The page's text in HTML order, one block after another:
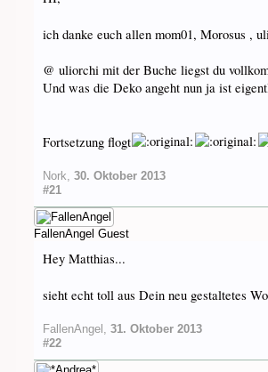
ich danke euch allen mom01, Morosus ,
@ uliorchi mit der Buche liegst du
Und was die Deko angeht nun ja ist
Fortsetzung flogt
Nork, 30. Oktober 2013
#21
FallenAngel Guest
Hey Matthias...
sieht echt toll aus Dein neu gestaltetes
FallenAngel , 31. Oktober 2013
#22